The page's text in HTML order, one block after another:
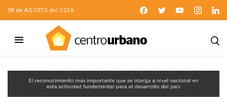
08 de AGOSTO del 2026